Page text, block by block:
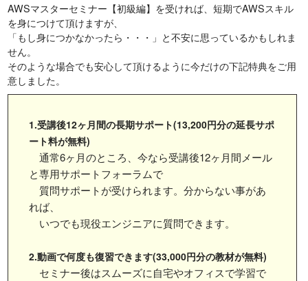
AWSマスターセミナー【初級編】を受ければ、短期でAWSスキル
を身につけて頂けますが、
「もし身につかなかったら・・・」と不安に思っているかもしれま
せん。
そのような場合でも安心して頂けるように今だけの下記特典をご用
意しました。
1.受講後12ヶ月間の長期サポート(13,200円分の延長サポ
ート料が無料)
通常6ヶ月のところ、今なら受講後12ヶ月間メール
と専用サポートフォーラムで
質問サポートが受けられます。分からない事があ
れば、
いつでも現役エンジニアに質問できます。
2.動画で何度も復習できます(33,000円分の教材が無料)
セミナー後はスムーズに自宅やオフィスで学習で